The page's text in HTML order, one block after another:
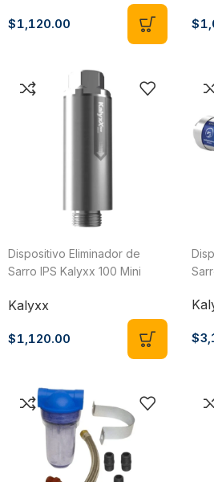
$1,120.00 $
Dispositivo Eliminador de
Sarro IPS Kalyxx 100 Mini
Kalyxx
$1,120.00 $